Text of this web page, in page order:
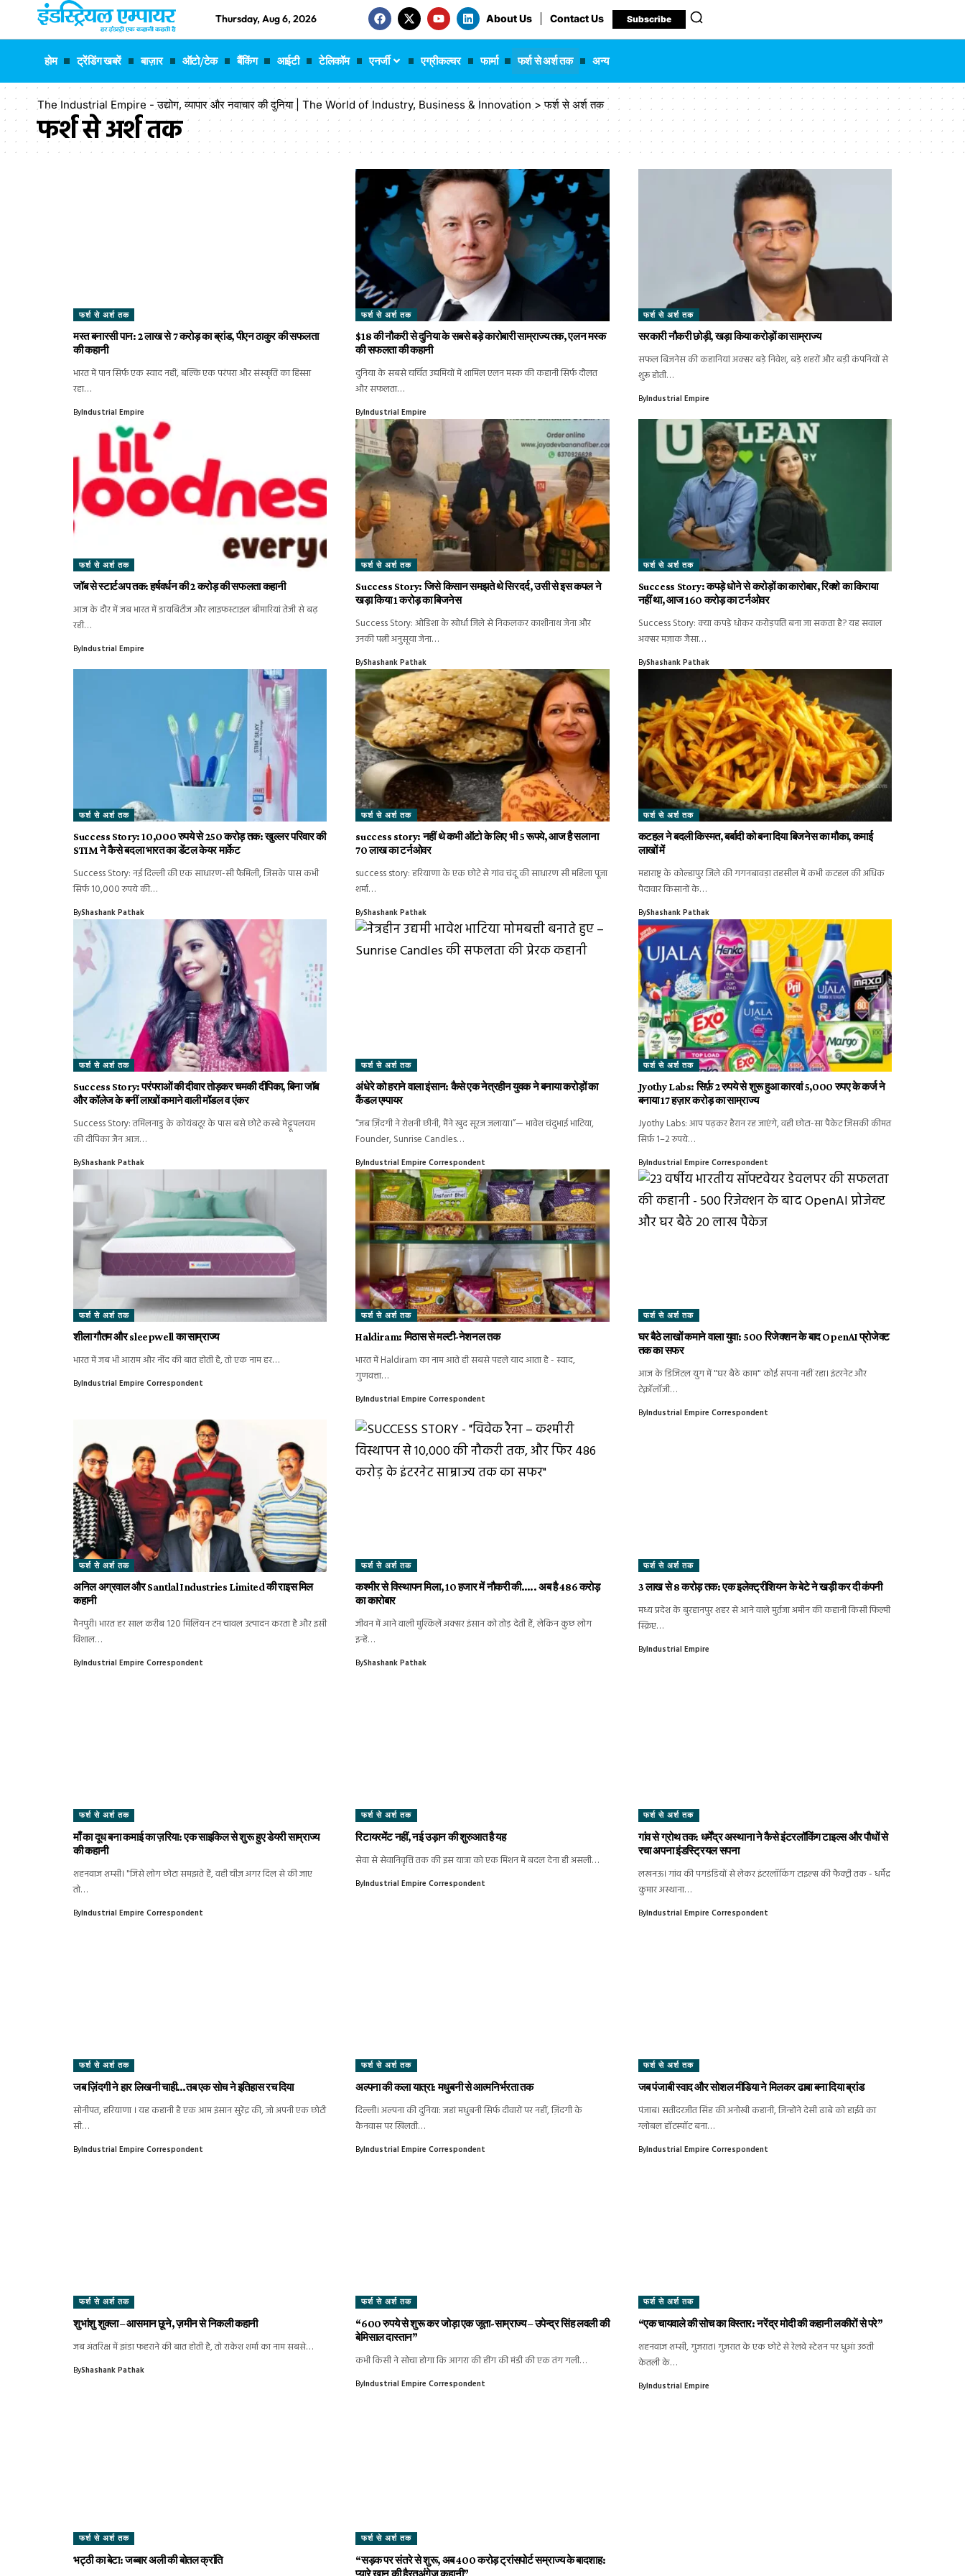
Thursday, Aug 6, 2026 About Us Contact Us Subscribe
होम ट्रेंडिंग खबरें बाज़ार ऑटो/टेक बैंकिंग आईटी टेलिकॉम एनर्जी एग्रीकल्चर फार्मा फर्श से अर्श तक अन्य
The Industrial Empire - उद्योग, व्यापार और नवाचार की दुनिया | The World of Industry, Business & Innovation >फर्श से अर्श तक
फर्श से अर्श तक
फर्श से अर्श तक
मस्त बनारसी पान: 2 लाख से 7 करोड़ का ब्रांड, पीएन ठाकुर की सफलता
की कहानी
भारत में पान सिर्फ एक स्वाद नहीं, बल्कि एक परंपरा और संस्कृति का हिस्सा
रहा…
ByIndustrial Empire
फर्श से अर्श तक
$18 की नौकरी से दुनिया के सबसे बड़े कारोबारी साम्राज्य तक, एलन मस्क
की सफलता की कहानी
दुनिया के सबसे चर्चित उद्यमियों में शामिल एलन मस्क की कहानी सिर्फ दौलत
और सफलता…
ByIndustrial Empire
फर्श से अर्श तक
सरकारी नौकरी छोड़ी, खड़ा किया करोड़ों का साम्राज्य
सफल बिजनेस की कहानियां अक्सर बड़े निवेश, बड़े शहरों और बड़ी कंपनियों से
शुरू होती…
ByIndustrial Empire
फर्श से अर्श तक
जॉब से स्टार्टअप तक: हर्षवर्धन की 2 करोड़ की सफलता कहानी
आज के दौर में जब भारत में डायबिटीज और लाइफस्टाइल बीमारियां तेजी से बढ़
रही…
ByIndustrial Empire
फर्श से अर्श तक
Success Story: जिसे किसान समझते थे सिरदर्द, उसी से इस कपल ने
खड़ा किया 1 करोड़ का बिजनेस
Success Story: ओडिशा के खोर्धा जिले से निकलकर काशीनाथ जेना और
उनकी पत्नी अनुसूया जेना…
ByShashank Pathak
फर्श से अर्श तक
Success Story: कपड़े धोने से करोड़ों का कारोबार, रिक्शे का किराया
नहीं था, आज 160 करोड़ का टर्नओवर
Success Story: क्या कपड़े धोकर करोड़पति बना जा सकता है? यह सवाल
अक्सर मज़ाक जैसा…
ByShashank Pathak
फर्श से अर्श तक
Success Story: 10,000 रुपये से 250 करोड़ तक: खुल्लर परिवार की
STIM ने कैसे बदला भारत का डेंटल केयर मार्केट
Success Story: नई दिल्ली की एक साधारण-सी फैमिली, जिसके पास कभी
सिर्फ 10,000 रुपये की…
ByShashank Pathak
फर्श से अर्श तक
success story: नहीं थे कभी ऑटो के लिए भी 5 रूपये, आज है सलाना
70 लाख का टर्नओवर
success story: हरियाणा के एक छोटे से गांव चंदू की साधारण सी महिला पूजा
शर्मा…
ByShashank Pathak
फर्श से अर्श तक
कटहल ने बदली किस्मत, बर्बादी को बना दिया बिजनेस का मौका, कमाई
लाखों में
महाराष्ट्र के कोल्हापुर जिले की गगनबावड़ा तहसील में कभी कटहल की अधिक
पैदावार किसानों के…
ByShashank Pathak
फर्श से अर्श तक
Success Story: परंपराओं की दीवार तोड़कर चमकी दीपिका, बिना जॉब
और कॉलेज के बनीं लाखों कमाने वाली मॉडल व एंकर
Success Story: तमिलनाडु के कोयंबटूर के पास बसे छोटे कस्बे मेट्टूपलयम
की दीपिका जैन आज…
ByShashank Pathak
फर्श से अर्श तक
अंधेरे को हराने वाला इंसान: कैसे एक नेत्रहीन युवक ने बनाया करोड़ों का
कैंडल एम्पायर
“जब ज़िंदगी ने रोशनी छीनी, मैंने खुद सूरज जलाया।”— भावेश चंदुभाई भाटिया,
Founder, Sunrise Candles…
ByIndustrial Empire Correspondent
फर्श से अर्श तक
Jyothy Labs: सिर्फ़ 2 रुपये से शुरू हुआ कारवां 5,000 रुपए के कर्ज ने
बनाया 17 हज़ार करोड़ का साम्राज्य
Jyothy Labs: आप पढ़कर हैरान रह जाएंगे, वही छोटा-सा पैकेट जिसकी कीमत
सिर्फ़ 1–2 रुपये…
ByIndustrial Empire Correspondent
फर्श से अर्श तक
शीला गौतम और sleepwell का साम्राज्य
भारत में जब भी आराम और नींद की बात होती है, तो एक नाम हर…
ByIndustrial Empire Correspondent
फर्श से अर्श तक
Haldiram: मिठास से मल्टी-नेशनल तक
भारत में Haldiram का नाम आते ही सबसे पहले याद आता है - स्वाद,
गुणवत्ता…
ByIndustrial Empire Correspondent
फर्श से अर्श तक
घर बैठे लाखों कमाने वाला युवा: 500 रिजेक्शन के बाद OpenAI प्रोजेक्ट
तक का सफर
आज के डिजिटल युग में "घर बैठे काम" कोई सपना नहीं रहा। इंटरनेट और
टेक्नॉलॉजी…
ByIndustrial Empire Correspondent
फर्श से अर्श तक
अनिल अग्रवाल और Santlal Industries Limited की राइस मिल
कहानी
मैनपुरी। भारत हर साल करीब 120 मिलियन टन चावल उत्पादन करता है और इसी
विशाल…
ByIndustrial Empire Correspondent
फर्श से अर्श तक
कश्मीर से विस्थापन मिला, 10 हजार में नौकरी की….. अब है 486 करोड़
का कारोबार
जीवन में आने वाली मुश्किलें अक्सर इंसान को तोड़ देती हैं, लेकिन कुछ लोग
इन्हें…
ByShashank Pathak
फर्श से अर्श तक
3 लाख से 8 करोड़ तक: एक इलेक्ट्रीशियन के बेटे ने खड़ी कर दी कंपनी
मध्य प्रदेश के बुरहानपुर शहर से आने वाले मुर्तजा अमीन की कहानी किसी फिल्मी
स्क्रिप्ट…
ByIndustrial Empire
फर्श से अर्श तक
माँ का दूध बना कमाई का ज़रिया: एक साइकिल से शुरू हुए डेयरी साम्राज्य
की कहानी
शहनवाज शम्सी। "जिसे लोग छोटा समझते हैं, वही चीज़ अगर दिल से की जाए
तो…
ByIndustrial Empire Correspondent
फर्श से अर्श तक
रिटायरमेंट नहीं, नई उड़ान की शुरुआत है यह
सेवा से सेवानिवृत्ति तक की इस यात्रा को एक मिशन में बदल देना ही असली…
ByIndustrial Empire Correspondent
फर्श से अर्श तक
गांव से ग्रोथ तक: धर्मेंद्र अस्थाना ने कैसे इंटरलॉकिंग टाइल्स और पौधों से
रचा अपना इंडस्ट्रियल सपना
लखनऊ। गांव की पगडंडियों से लेकर इंटरलॉकिंग टाइल्स की फैक्ट्री तक - धर्मेंद्र
कुमार अस्थाना…
ByIndustrial Empire Correspondent
फर्श से अर्श तक
जब ज़िंदगी ने हार लिखनी चाही…तब एक सोच ने इतिहास रच दिया
सोनीपत, हरियाणा । यह कहानी है एक आम इंसान सुरेंद्र की, जो अपनी एक छोटी
सी…
ByIndustrial Empire Correspondent
फर्श से अर्श तक
अल्पना की कला यात्रा: मधुबनी से आत्मनिर्भरता तक
दिल्ली। अल्पना की दुनिया: जहां मधुबनी सिर्फ दीवारों पर नहीं, ज़िंदगी के
कैनवास पर खिलती…
ByIndustrial Empire Correspondent
फर्श से अर्श तक
जब पंजाबी स्वाद और सोशल मीडिया ने मिलकर ढाबा बना दिया ब्रांड
पंजाब। सतींदरजीत सिंह की अनोखी कहानी, जिन्होंने देसी ढाबे को हाईवे का
ग्लोबल हॉटस्पॉट बना…
ByIndustrial Empire Correspondent
फर्श से अर्श तक
शुभांशु शुक्ला – आसमान छूने, ज़मीन से निकली कहानी
जब अंतरिक्ष में झंडा फहराने की बात होती है, तो राकेश शर्मा का नाम सबसे…
ByShashank Pathak
फर्श से अर्श तक
“600 रुपये से शुरू कर जोड़ा एक जूता-साम्राज्य – उपेन्द्र सिंह लवली की
बेमिसाल दास्तान”
कभी किसी ने सोचा होगा कि आगरा की हींग की मंडी की एक तंग गली…
ByIndustrial Empire Correspondent
फर्श से अर्श तक
“एक चायवाले की सोच का विस्तार: नरेंद्र मोदी की कहानी लकीरों से परे”
शहनवाज शम्सी, गुजरात। गुजरात के एक छोटे से रेलवे स्टेशन पर धुआं उठती
केतली के…
ByIndustrial Empire
फर्श से अर्श तक
भट्ठी का बेटा: जब्बार अली की बोतल क्रांति
फर्श से अर्श तक
“सड़क पर संतरे से शुरू, अब 400 करोड़ ट्रांसपोर्ट सम्राज्य के बादशाह:
प्यारे खान की हैरतअंगेज़ कहानी”